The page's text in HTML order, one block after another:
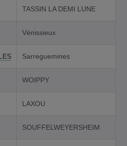
TASSIN LA DEMI LUNE
Vénissieux
Sarreguemines
WOIPPY
LAXOU
SOUFFELWEYERSHEIM